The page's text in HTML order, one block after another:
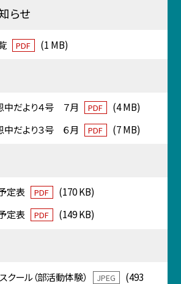
らせ
PDF (1 MB)
だより４号 ７月 PDF
(4 MB)
だより３号 ６月
PDF (7 MB)
定表 PDF
(170 KB)
定表
PDF (149 KB)
クール（部活動体験） JPEG
(493